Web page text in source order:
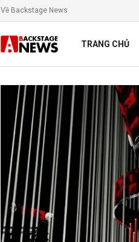
Về Backstage News
TRANG CHỦ